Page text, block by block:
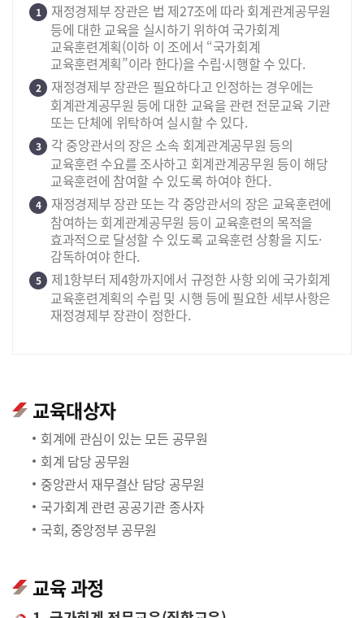
1
재정경제부 장관은 법 제27조에 따라 회계관계공무원
등에 대한 교육을 실시하기 위하여 국가회계
교육훈련계획(이하 이 조에서 “국가회계
교육훈련계획”이라 한다)을 수립·시행할 수 있다.
2
재정경제부 장관은 필요하다고 인정하는 경우에는
회계관계공무원 등에 대한 교육을 관련 전문교육 기관
또는 단체에 위탁하여 실시할 수 있다.
3
각 중앙관서의 장은 소속 회계관계공무원 등의
교육훈련 수요를 조사하고 회계관계공무원 등이 해당
교육훈련에 참여할 수 있도록 하여야 한다.
4
재정경제부 장관 또는 각 중앙관서의 장은 교육훈련에
참여하는 회계관계공무원 등이 교육훈련의 목적을
효과적으로 달성할 수 있도록 교육훈련 상황을 지도·
감독하여야 한다.
5
제1항부터 제4항까지에서 규정한 사항 외에 국가회계
교육훈련계획의 수립 및 시행 등에 필요한 세부사항은
재정경제부 장관이 정한다.
교육대상자
회계에 관심이 있는 모든 공무원
회계 담당 공무원
중앙관서 재무결산 담당 공무원
국가회계 관련 공공기관 종사자
국회, 중앙정부 공무원
교육 과정